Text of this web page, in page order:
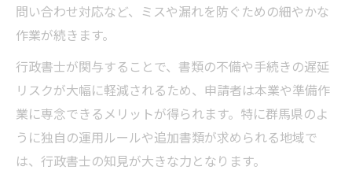
申請書類の網羅性は行政書士の強みで実現
行政書士が整理する添付資料のポイント
申請時の不安を減らす行政書士の活用法
行政書士活用で申請時の不安を解消する方
法
行政書士が申請時の疑問や悩みに寄り添う
理由
問い合わせ対応など、ミスや漏れを防ぐための細やかな
作業が続きます。
行政書士が関与することで、書類の不備や手続きの遅延
リスクが大幅に軽減されるため、申請者は本業や準備作
業に専念できるメリットが得られます。特に群馬県のよ
うに独自の運用ルールや追加書類が求められる地域で
は、行政書士の知見が大きな力となります。